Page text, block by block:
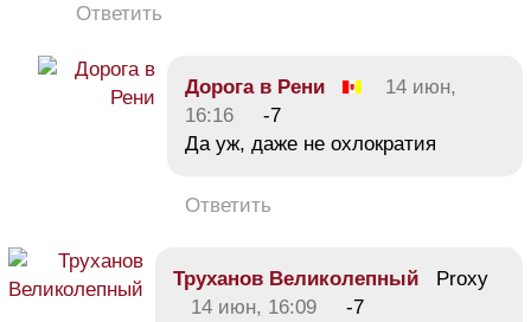
Ответить
Дорога в Рени
14 июн,
16:16
-7
Да уж, даже не охлократия
Ответить
Труханов Великолепный
Proxy
14 июн, 16:09
-7